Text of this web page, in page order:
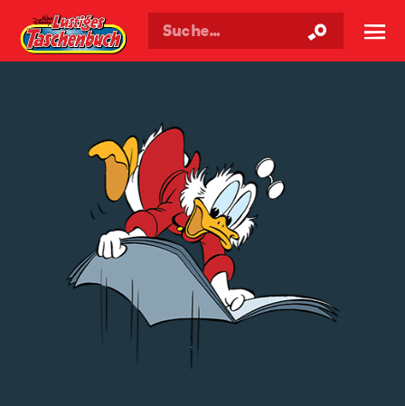
Walt Disneys Taschenbuch ☰